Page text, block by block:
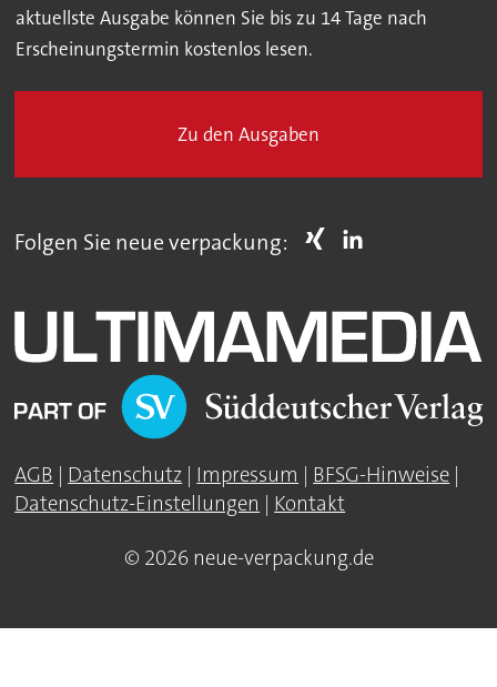
aktuellste Ausgabe können Sie bis zu 14 Tage nach
Erscheinungstermin kostenlos lesen.
Zu den Ausgaben
Folgen Sie neue verpackung:
AGB | Datenschutz | Impressum | BFSG-Hinweise |
Datenschutz-Einstellungen | Kontakt
© 2026 neue-verpackung.de